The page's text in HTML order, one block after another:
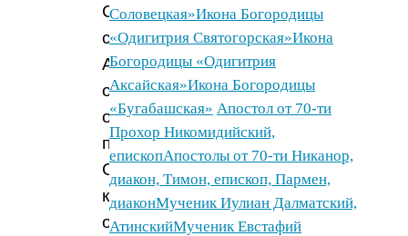
Сам
святитель
Антоний
отзывался
о
преподобном
Серафиме
как
о
Соловецкая»Икона Богородицы
«Одигитрия Святогорская»Икона
Богородицы «Одигитрия
Аксайская»Икона Богородицы
«Бугабашская» Апостол от 70-ти
Прохор Никомидийский,
епископАпостолы от 70-ти Никанор,
диакон, Тимон, епископ, Пармен,
диаконМученик Иулиан Далматский,
АтинскийМученик Евстафий